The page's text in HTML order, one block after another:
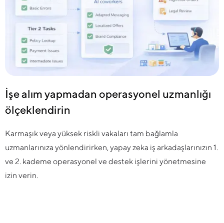
İşe alım yapmadan operasyonel uzmanlığı
ölçeklendirin
Karmaşık veya yüksek riskli vakaları tam bağlamla
uzmanlarınıza yönlendirirken, yapay zeka iş arkadaşlarınızın 1.
ve 2. kademe operasyonel ve destek işlerini yönetmesine
izin verin.